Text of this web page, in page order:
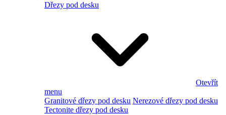
Dřezy pod desku
Otevřít
menu
Granitové dřezy pod desku Nerezové dřezy pod desku
Tectonite dřezy pod desku